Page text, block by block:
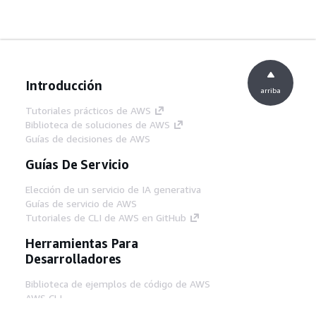
Introducción
Tutoriales prácticos de AWS
Biblioteca de soluciones de AWS
Guías de decisiones de AWS
Guías De Servicio
Elección de un servicio de IA generativa
Guías de servicio de AWS
Tutoriales de CLI de AWS en GitHub
Herramientas Para
Desarrolladores
Biblioteca de ejemplos de código de AWS
AWS CLI
arriba